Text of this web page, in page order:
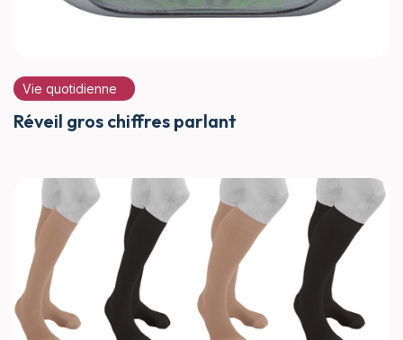
Vie quotidienne
Réveil gros chiffres parlant